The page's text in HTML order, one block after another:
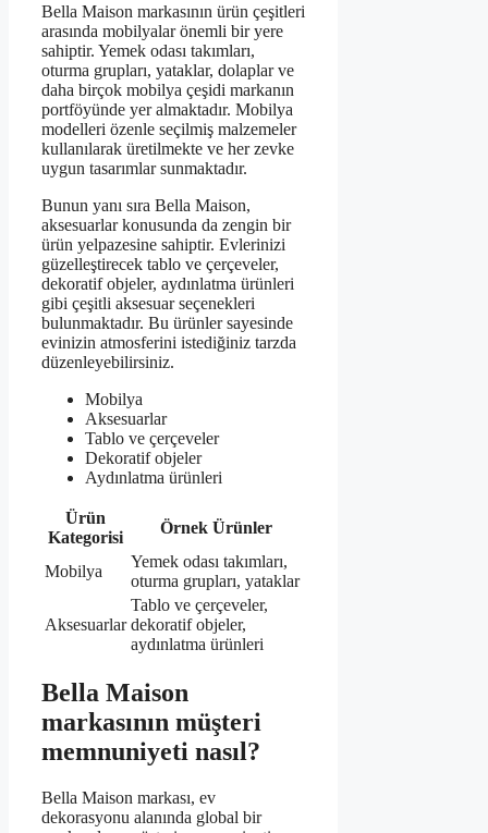
Bella Maison markasının ürün çeşitleri
arasında mobilyalar önemli bir yere
sahiptir. Yemek odası takımları,
oturma grupları, yataklar, dolaplar ve
daha birçok mobilya çeşidi markanın
portföyünde yer almaktadır. Mobilya
modelleri özenle seçilmiş malzemeler
kullanılarak üretilmekte ve her zevke
uygun tasarımlar sunmaktadır.
Bunun yanı sıra Bella Maison,
aksesuarlar konusunda da zengin bir
ürün yelpazesine sahiptir. Evlerinizi
güzelleştirecek tablo ve çerçeveler,
dekoratif objeler, aydınlatma ürünleri
gibi çeşitli aksesuar seçenekleri
bulunmaktadır. Bu ürünler sayesinde
evinizin atmosferini istediğiniz tarzda
düzenleyebilirsiniz.
Mobilya
Aksesuarlar
Tablo ve çerçeveler
Dekoratif objeler
Aydınlatma ürünleri
Ürün
Kategorisi
Örnek Ürünler
Mobilya
Yemek odası takımları,
oturma grupları, yataklar
Aksesuarlar
Tablo ve çerçeveler,
dekoratif objeler,
aydınlatma ürünleri
Bella Maison
markasının müşteri
memnuniyeti nasıl?
Bella Maison markası, ev
dekorasyonu alanında global bir